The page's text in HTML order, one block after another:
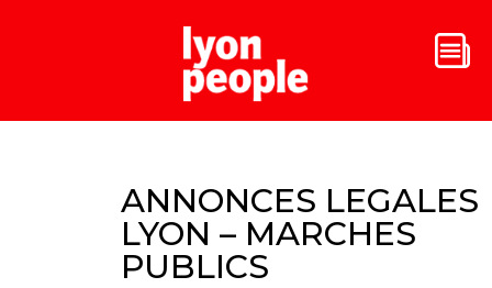
ANNONCES LEGALES
LYON – MARCHES
PUBLICS